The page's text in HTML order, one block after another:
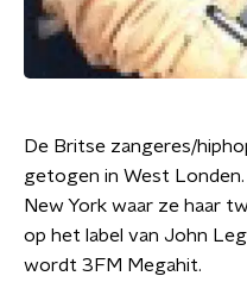
De Britse zangeres/
getogen in West
New York waar ze haar
op het label van John
wordt 3FM Megahit.